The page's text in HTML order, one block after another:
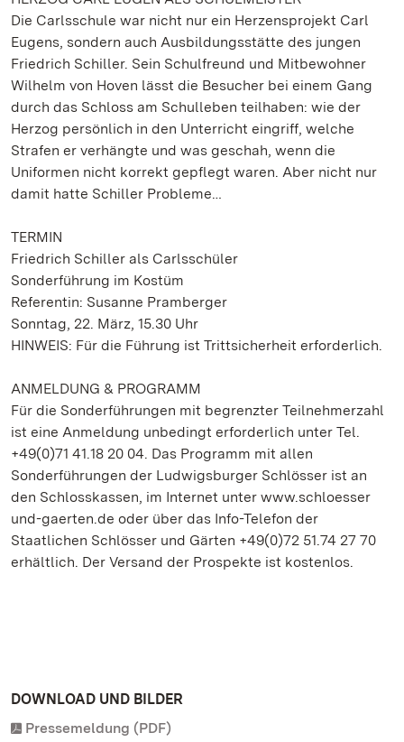
Die Carlsschule war nicht nur ein Herzensprojekt Carl
Eugens, sondern auch Ausbildungsstätte des jungen
Friedrich Schiller. Sein Schulfreund und Mitbewohner
Wilhelm von Hoven lässt die Besucher bei einem Gang
durch das Schloss am Schulleben teilhaben: wie der
Herzog persönlich in den Unterricht eingriff, welche
Strafen er verhängte und was geschah, wenn die
Uniformen nicht korrekt gepflegt waren. Aber nicht nur
damit hatte Schiller Probleme…
TERMIN
Friedrich Schiller als Carlsschüler
Sonderführung im Kostüm
Referentin: Susanne Pramberger
Sonntag, 22. März, 15.30 Uhr
HINWEIS: Für die Führung ist Trittsicherheit erforderlich.
ANMELDUNG & PROGRAMM
Für die Sonderführungen mit begrenzter Teilnehmerzahl
ist eine Anmeldung unbedingt erforderlich unter Tel.
+49(0)71 41.18 20 04. Das Programm mit allen
Sonderführungen der Ludwigsburger Schlösser ist an
den Schlosskassen, im Internet unter www.schloesser
und-gaerten.de oder über das Info-Telefon der
Staatlichen Schlösser und Gärten +49(0)72 51.74 27 70
erhältlich. Der Versand der Prospekte ist kostenlos.
DOWNLOAD UND BILDER
Pressemeldung (PDF)